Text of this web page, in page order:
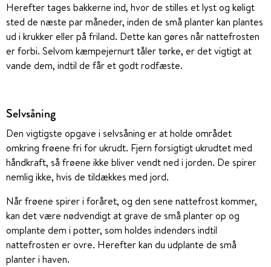
Herefter tages bakkerne ind, hvor de stilles et lyst og køligt
sted de næste par måneder, inden de små planter kan plantes
ud i krukker eller på friland. Dette kan gøres når nattefrosten
er forbi. Selvom kæmpejernurt tåler tørke, er det vigtigt at
vande dem, indtil de får et godt rodfæste.
Selvsåning
Den vigtigste opgave i selvsåning er at holde området
omkring frøene fri for ukrudt. Fjern forsigtigt ukrudtet med
håndkraft, så frøene ikke bliver vendt ned i jorden. De spirer
nemlig ikke, hvis de tildækkes med jord.
Når frøene spirer i foråret, og den sene nattefrost kommer,
kan det være nødvendigt at grave de små planter op og
omplante dem i potter, som holdes indendørs indtil
nattefrosten er ovre. Herefter kan du udplante de små
planter i haven.